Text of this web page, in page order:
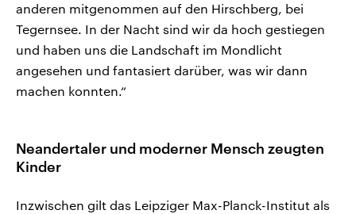
anderen mitgenommen auf den Hirschberg, bei
Tegernsee. In der Nacht sind wir da hoch gestiegen
und haben uns die Landschaft im Mondlicht
angesehen und fantasiert darüber, was wir dann
machen konnten.“
Neandertaler und moderner Mensch zeugten
Kinder
Inzwischen gilt das Leipziger Max-Planck-Institut als